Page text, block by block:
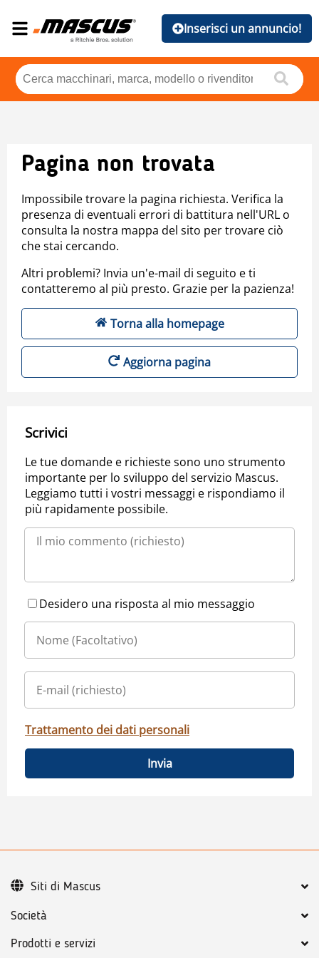
Inserisci un annuncio!
Pagina non trovata
Impossibile trovare la pagina richiesta. Verifica la
presenza di eventuali errori di battitura nell'URL o
consulta la nostra mappa del sito per trovare ciò
che stai cercando.
Altri problemi? Invia un'e-mail di seguito e ti
contatteremo al più presto. Grazie per la pazienza!
Torna alla homepage
Aggiorna pagina
Scrivici
Le tue domande e richieste sono uno strumento
importante per lo sviluppo del servizio Mascus.
Leggiamo tutti i vostri messaggi e rispondiamo il
più rapidamente possibile.
Desidero una risposta al mio messaggio
Trattamento dei dati personali
Invia
Società
Prodotti e servizi
Siti di Mascus